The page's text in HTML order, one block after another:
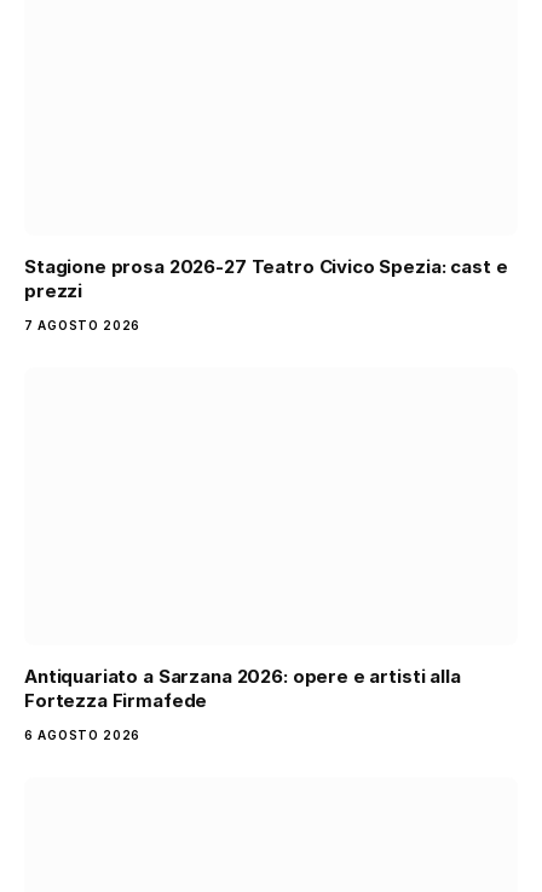
Stagione prosa 2026-27 Teatro Civico Spezia: cast e
prezzi
7 AGOSTO 2026
Antiquariato a Sarzana 2026: opere e artisti alla
Fortezza Firmafede
6 AGOSTO 2026